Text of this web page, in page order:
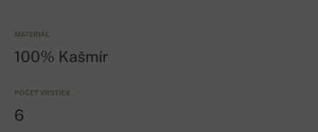
MATERIÁL
100% Kašmír
POČET VRSTIEV
6